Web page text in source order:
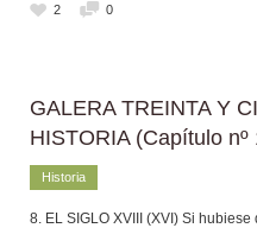
2 0
GALERA TREINTA Y
HISTORIA (Capítulo nº
Historia
8. EL SIGLO XVIII (XVI) Si